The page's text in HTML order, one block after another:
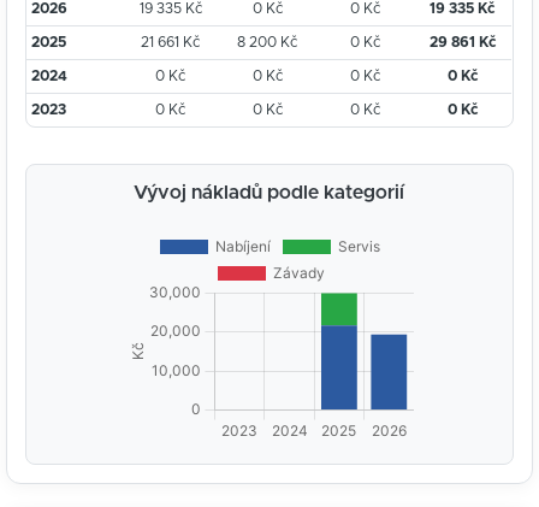
2026 19 335 Kč 0 Kč 0 Kč 19 335 Kč
2025 21 661 Kč 8 200 Kč 0 Kč 29 861 Kč
2024 0 Kč 0 Kč 0 Kč 0 Kč
2023 0 Kč 0 Kč 0 Kč 0 Kč
Vývoj nákladů podle kategorií